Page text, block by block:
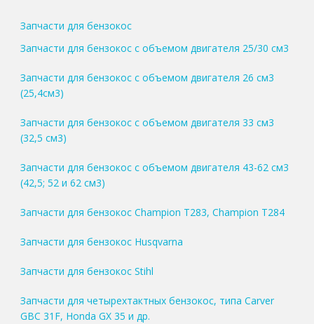
Запчасти для бензокос
Запчасти для бензокос с объемом двигателя 25/30 см3
Запчасти для бензокос с объемом двигателя 26 см3
(25,4см3)
Запчасти для бензокос с объемом двигателя 33 см3
(32,5 см3)
Запчасти для бензокос с объемом двигателя 43-62 см3
(42,5; 52 и 62 см3)
Запчасти для бензокос Champion T283, Champion T284
Запчасти для бензокос Husqvarna
Запчасти для бензокос Stihl
Запчасти для четырехтактных бензокос, типа Carver
GBC 31F, Honda GX 35 и др.